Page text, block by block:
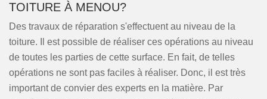
TOITURE À MENOU?
Des travaux de réparation s'effectuent au niveau de la
toiture. Il est possible de réaliser ces opérations au niveau
de toutes les parties de cette surface. En fait, de telles
opérations ne sont pas faciles à réaliser. Donc, il est très
important de convier des experts en la matière. Par